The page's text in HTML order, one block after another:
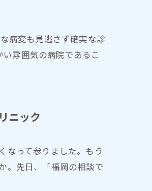
病変も見逃さず確実な診
雰囲気の病院であるこ
ニック
なって参りました。もう
。先日、「福岡の相談で